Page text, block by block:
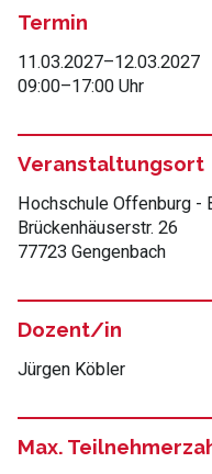
Termin
11.03.2027–12.03.2027
09:00–17:00 Uhr
Veranstaltungsort
Hochschule Offenburg -
Brückenhäuserstr. 26
77723 Gengenbach
Dozent/in
Jürgen Köbler
Max.